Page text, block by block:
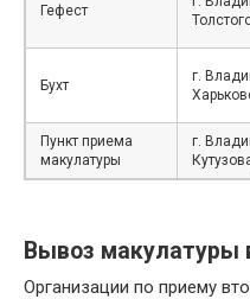
Гефест
Бухт
г.
Пункт приема
макулатуры
г.
Вывоз макулатуры
Организации по приему